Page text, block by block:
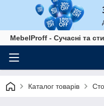
MebelProff - Сучасні та
Каталог товарів